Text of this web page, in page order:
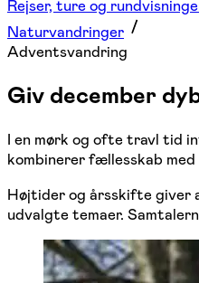
Rejser, ture og
Naturvandringer
Adventsvandring
Giv december
I en mørk og ofte travl tid
kombinerer fællesskab
Højtider og årsskifte giver
udvalgte temaer.